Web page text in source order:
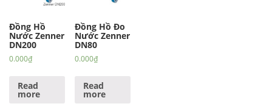
Đồng Hồ
Nước Zenner
DN200
0.000₫
Read
more
Đồng Hồ Đo
Nước Zenner
DN80
0.000₫
Read
more